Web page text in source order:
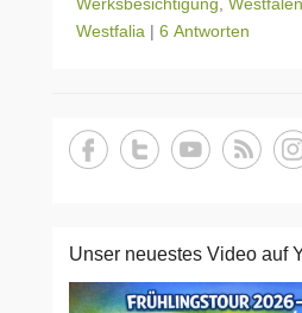
Westfalia | 6 Antworten
Unser neuestes Video auf